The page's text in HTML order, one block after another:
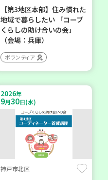
【第3地区本部】住み慣れた
地域で暮らしたい 「コープ
くらしの助け合いの会」
（会場：兵庫）
ボランティア
2026年
9月30日(水)
神戸市北区